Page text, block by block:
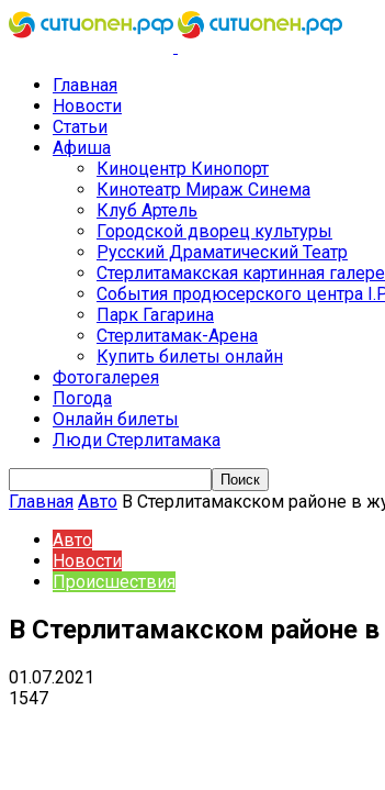
Главная
Новости
Статьи
Афиша
Киноцентр Кинопорт
Кинотеатр Мираж Синема
Клуб Артель
Городской дворец культуры
Русский Драматический Театр
Стерлитамакская картинная
События продюсерского центра
Парк Гагарина
Стерлитамак-Арена
Купить билеты онлайн
Фотогалерея
Погода
Онлайн билеты
Люди Стерлитамака
Главная Авто В Стерлитамакском районе в
Авто
Новости
Происшествия
В Стерлитамакском районе
01.07.2021
1547